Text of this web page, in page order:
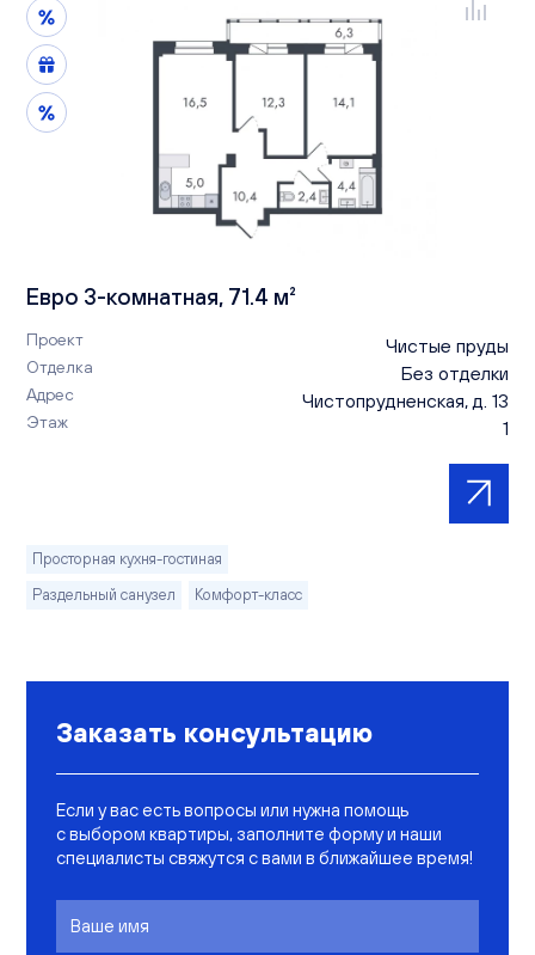
Евро 3-комнатная, 71.4 м²
Проект Чистые пруды
Отделка Без отделки
Адрес Чистопрудненская, д. 13
Этаж 1
Просторная кухня-гостиная
Раздельный санузел
Комфорт-класс
Заказать консультацию
Если у вас есть вопросы или нужна помощь
с выбором квартиры, заполните форму и наши
специалисты свяжутся с вами в ближайшее время!